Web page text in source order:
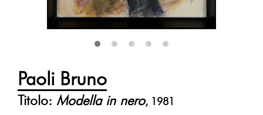
Paoli Bruno
Titolo: Modella in nero, 1981